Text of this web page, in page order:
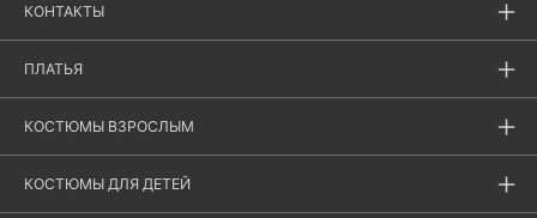
КОНТАКТЫ
ПЛАТЬЯ
КОСТЮМЫ ВЗРОСЛЫМ
КОСТЮМЫ ДЛЯ ДЕТЕЙ